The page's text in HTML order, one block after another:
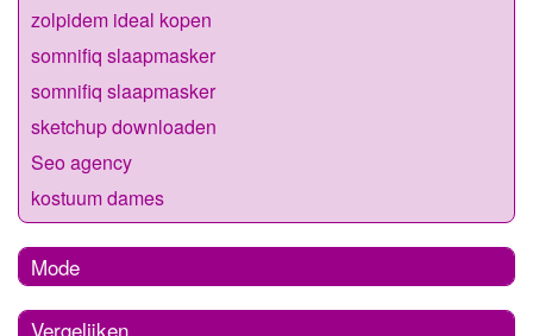
zolpidem ideal kopen
somnifiq slaapmasker
somnifiq slaapmasker
sketchup downloaden
Seo agency
kostuum dames
Mode
Vergelijken